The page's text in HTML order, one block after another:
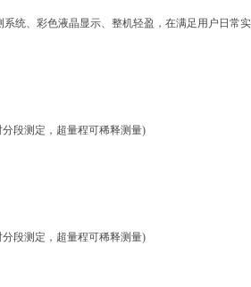
系统、彩色液晶显示、整机轻盈，在满足用户日常
分段测定，超量程可稀释测量)
分段测定，超量程可稀释测量)